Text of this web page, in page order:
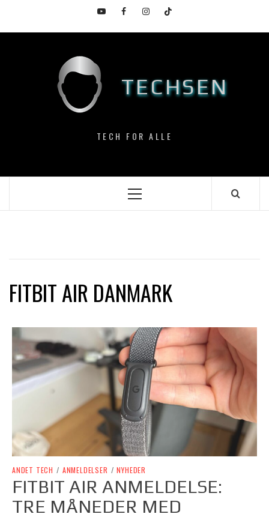
content
YouTubeFacebookInstagramTikTok
TECHSEN
TECH FOR ALLE
Primary
FITBIT AIR DANMARK
ANDET TECH / ANMELDELSER / NYHEDER
FITBIT AIR ANMELDELSE:
TRE MÅNEDER MED